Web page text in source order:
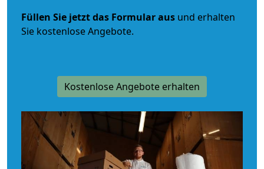
Füllen Sie jetzt das Formular aus und erhalten
Sie kostenlose Angebote.
Kostenlose Angebote erhalten